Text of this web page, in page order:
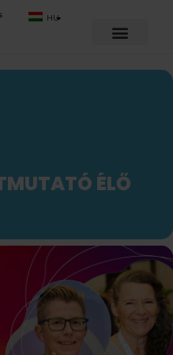
HU
ÉLŐ